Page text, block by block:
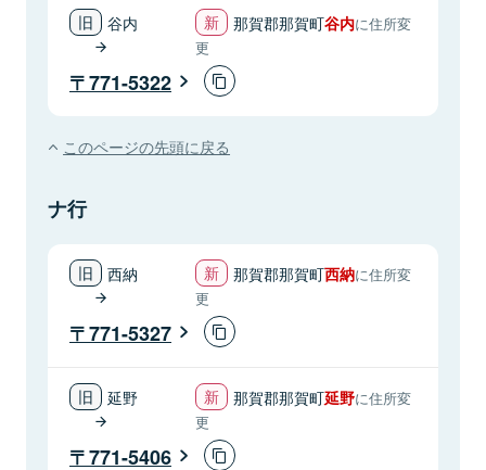
谷内 那賀郡那賀町谷内に住所変
更
771-5322
このページの先頭に戻る
ナ行
西納 那賀郡那賀町西納に住所変
更
771-5327
延野 那賀郡那賀町延野に住所変
更
771-5406